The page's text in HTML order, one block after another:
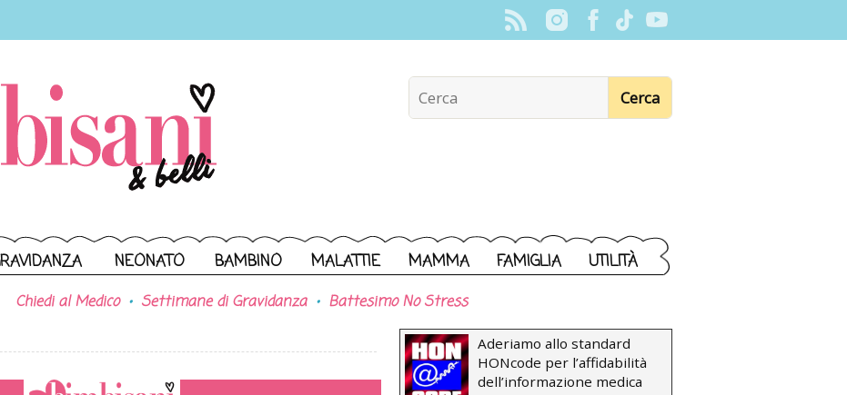
NEONATO BAMBINO MALATTIE MAMMA FAMIGLIA UTILITÀ
Chiedi al Medico Settimane di Gravidanza Battesimo No Stress
Aderiamo allo standard
HONcode per l’affidabilità
dell’informazione medica